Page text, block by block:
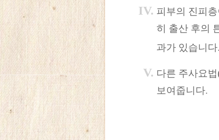
피부의 진피
히 출산 후의
과가 있습니
다른 주사요
보여줍니다.